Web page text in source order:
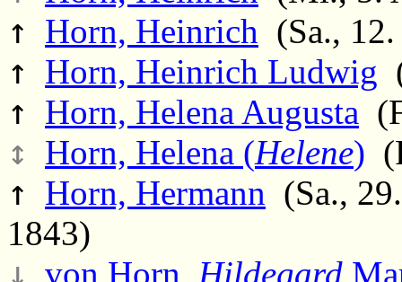
↑ Horn, Heinrich (Sa.,
↑ Horn, Heinrich Ludwig
↑ Horn, Helena Augusta
↕ Horn, Helena (Helene)
↑ Horn, Hermann (Sa.,
1843)
↓ von Horn, Hildegard